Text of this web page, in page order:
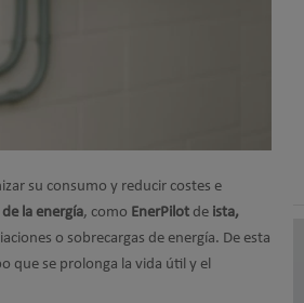
su consumo y reducir costes e
la energía, como EnerPilot de ista,
o sobrecargas de energía. De esta
que se prolonga la vida útil y el